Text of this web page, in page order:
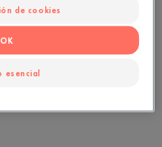
en los hombros,
Aunque pueden causar
brotes infantiles no son
(*Debido a la
de cookies
esencial
OK